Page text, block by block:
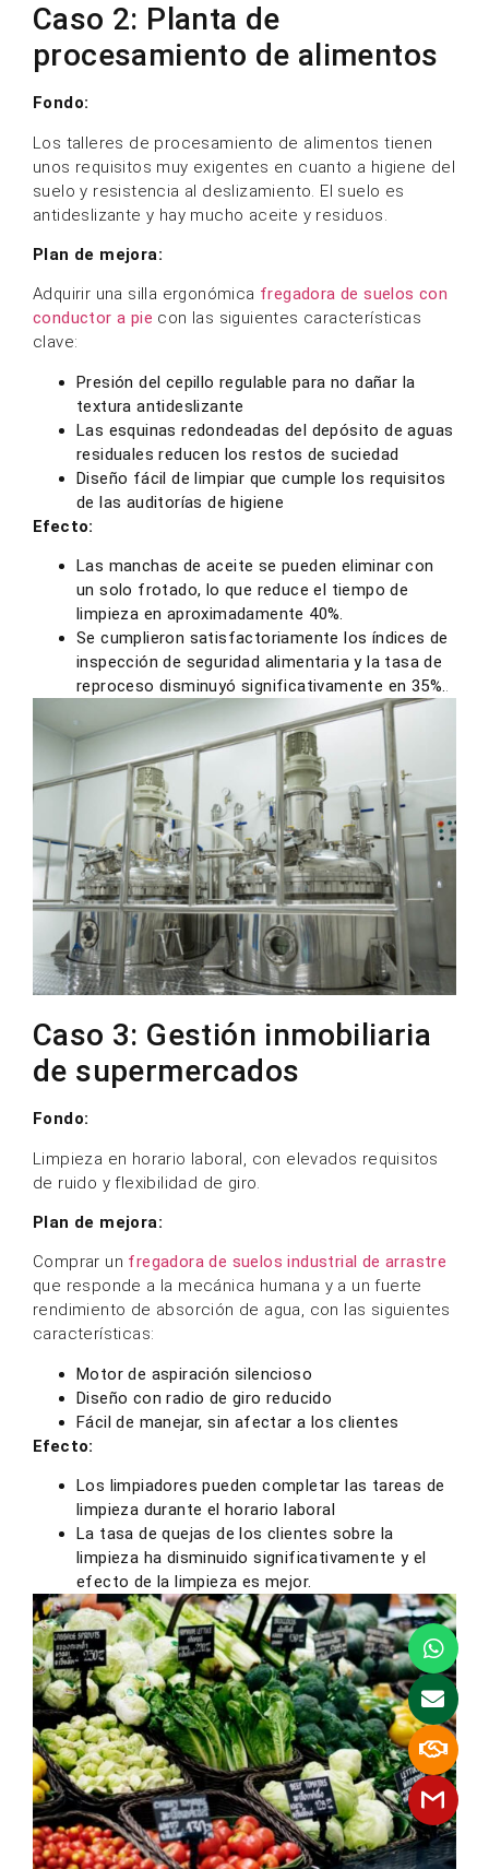
Caso 2: Planta de
procesamiento de alimentos
Fondo:
Los talleres de procesamiento de alimentos tienen
unos requisitos muy exigentes en cuanto a higiene del
suelo y resistencia al deslizamiento. El suelo es
antideslizante y hay mucho aceite y residuos.
Plan de mejora:
Adquirir una silla ergonómica fregadora de suelos con
conductor a pie con las siguientes características
clave:
Presión del cepillo regulable para no dañar la
textura antideslizante
Las esquinas redondeadas del depósito de aguas
residuales reducen los restos de suciedad
Diseño fácil de limpiar que cumple los requisitos
de las auditorías de higiene
Efecto:
Las manchas de aceite se pueden eliminar con
un solo frotado, lo que reduce el tiempo de
limpieza en aproximadamente 40%.
Se cumplieron satisfactoriamente los índices de
inspección de seguridad alimentaria y la tasa de
reproceso disminuyó significativamente en 35%..
Caso 3: Gestión inmobiliaria
de supermercados
Fondo:
Limpieza en horario laboral, con elevados requisitos
de ruido y flexibilidad de giro.
Plan de mejora:
Comprar un fregadora de suelos industrial de arrastre
que responde a la mecánica humana y a un fuerte
rendimiento de absorción de agua, con las siguientes
características:
Motor de aspiración silencioso
Diseño con radio de giro reducido
Fácil de manejar, sin afectar a los clientes
Efecto:
Los limpiadores pueden completar las tareas de
limpieza durante el horario laboral
La tasa de quejas de los clientes sobre la
limpieza ha disminuido significativamente y el
efecto de la limpieza es mejor.